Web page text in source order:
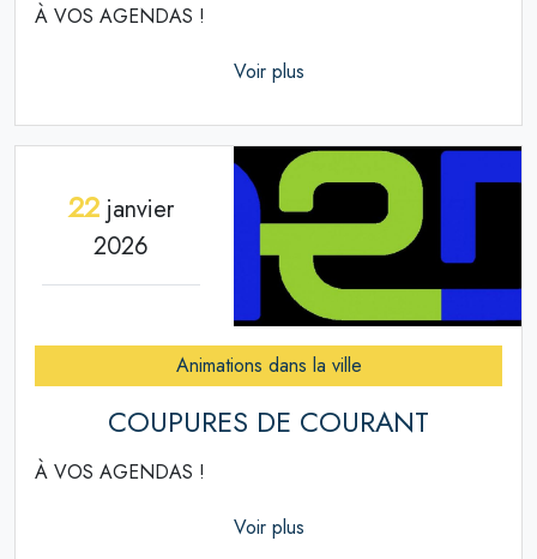
À VOS AGENDAS !
Voir plus
22janvier
2026
Animations dans la ville
COUPURES DE COURANT
À VOS AGENDAS !
Voir plus